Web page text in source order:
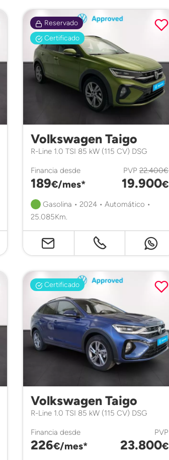
Reservado
Certificado
Volkswagen Taigo
R-Line 1.0 TSI 85 kW (115 CV) DSG
Financia desde
189€/mes*
PVP 22.400€
19.900€
Gasolina • 2024 • Automático •
25.085Km.
Certificado
Volkswagen Taigo
R-Line 1.0 TSI 85 kW (115 CV) DSG
Financia desde
226€/mes*
PVP
23.800€